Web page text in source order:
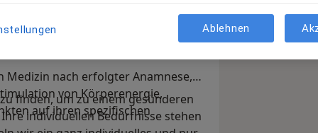
wie der klassischen
die körpereigene
oder wiederherstellen
finden, um zu einem gesünderen
individuellen Bedürfnisse stehen
Str.15 in 48249 Dülmen habe ich
Verfahren der klassischen und
Medizin nach erfolgter Anamnese,
von Körperenergie,
auf ihren spezifischen
Ablehnen